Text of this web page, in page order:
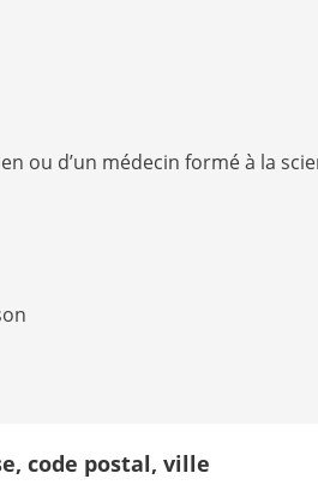
ou d’un médecin formé à la
code postal, ville